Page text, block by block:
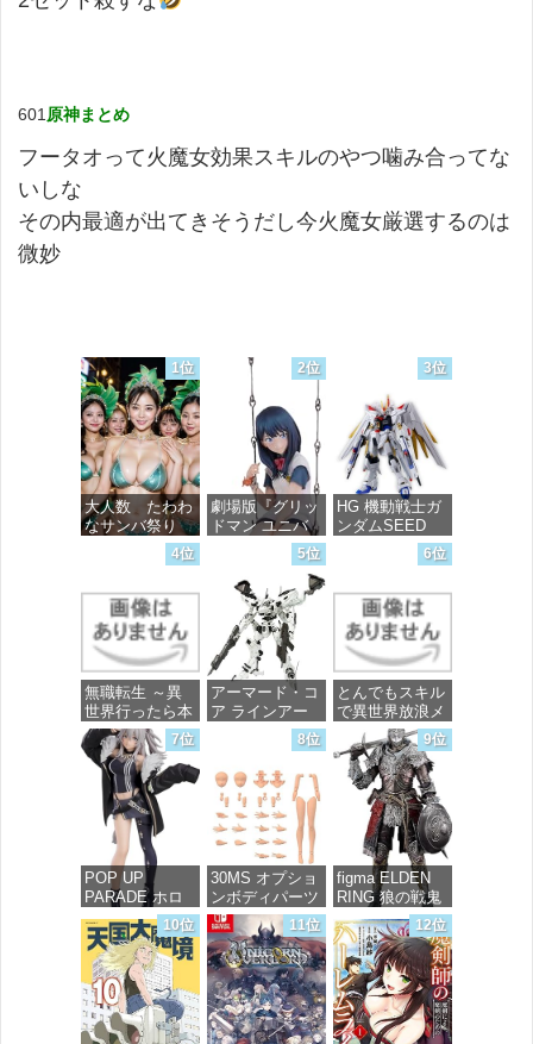
601原神まとめ
フータオって火魔女効果スキルのやつ噛み合ってな
いしな
その内最適が出てきそうだし今火魔女厳選するのは
微妙
1位
大人数 たわわ
なサンバ祭り
価格：¥99
2位
劇場版『グリッ
ドマン ユニバ
ース』 宝多六
花 wall figure
1/7スケール プ
ラスチック製
塗装済み完成品
フィギュア
価格：¥13,756
3位
HG 機動戦士ガ
ンダムSEED
FREEDOM マ
イティーストラ
ガンダム 1/144
スケール 色分
け済みプラモデ
価格：¥4,800
4位
無職転生 ～異
世界行ったら本
気だす～ 20
(MFコミック
ス フラッパー
シリーズ)
価格：¥748
5位
アーマード・コ
ア ラインアー
ク ホワイト・
グリント 全高
約160mm 1/72
スケール プラ
モデル
価格：¥7,367
6位
とんでもスキル
で異世界放浪メ
シ 10 (ガルドコ
ミックス)
価格：¥726
7位
POP UP
PARADE ホロ
ライブプロダク
ション 獅白ぼ
たん ノンスケ
ール プラスチ
ック製 塗装済
み完成品フィギ
ュア
8位
30MS オプショ
ンボディパーツ
アームパーツ&
レッグパーツ
[カラーC] 色分
け済みプラモデ
ル
価格：¥1,949
9位
figma ELDEN
RING 狼の戦鬼
ノンスケール
プラスチック製
塗装済み可動フ
ィギュア
価格：¥13,115
10位 11位 12位